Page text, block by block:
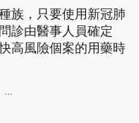
族，只要使用新冠肺
診由醫事人員確定
高風險個案的用藥時
...